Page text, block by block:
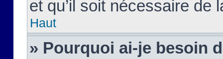
et qu’il soit nécessaire de
Haut
» Pourquoi ai-je besoin